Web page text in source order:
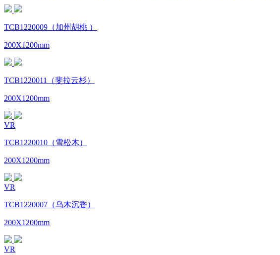
TCB1220009（加州胡桃 ）
200X1200mm
TCB1220011（斐拉云杉）
200X1200mm
VR
TCB1220010（雪松木）
200X1200mm
VR
TCB1220007（乌木沉香）
200X1200mm
VR